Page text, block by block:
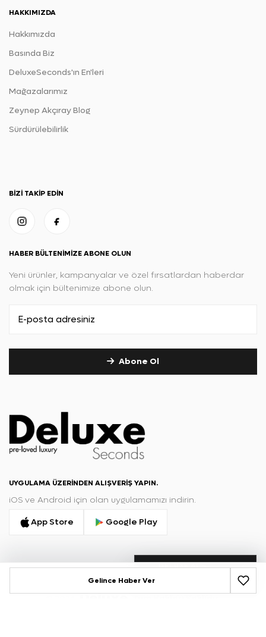
Gelince Haber Ver
HAKKIMIZDA
Hakkımızda
Basında Biz
DeluxeSeconds'ın En'leri
Mağazalarımız
Zeynep Akçıray Blog
Sürdürülebilirlik
BIZI TAKIP EDIN
HABER BÜLTENIMIZE ABONE OLUN
Yeni ürünler, kampanyalar ve özel fırsatlardan haberdar
olmak için bültenimize abone olun.
Abone Ol
UYGULAMA ÜZERINDEN ALIŞVERIŞ YAPIN.
iOS ve Android için olan uygulamamızı indirin.
App Store
Google Play
DELUXE AI
Yapay zeka asistanı